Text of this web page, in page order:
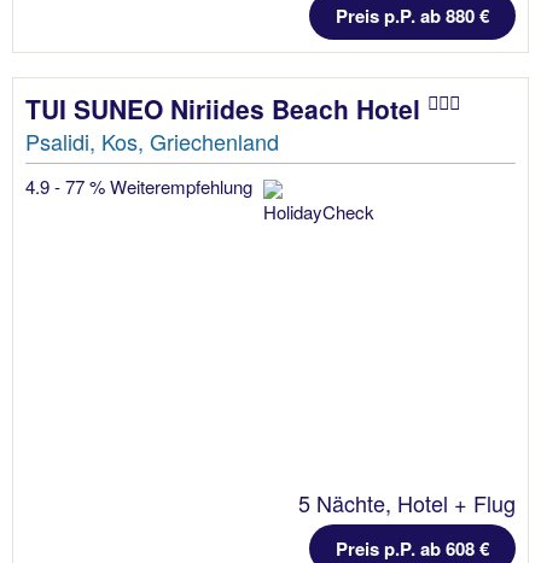
Preis p.P. ab 880 €
TUI SUNEO Niriides Beach Hotel
Psalidi, Kos, Griechenland
4.9 - 77 % Weiterempfehlung
5 Nächte, Hotel + Flug
Preis p.P. ab 608 €